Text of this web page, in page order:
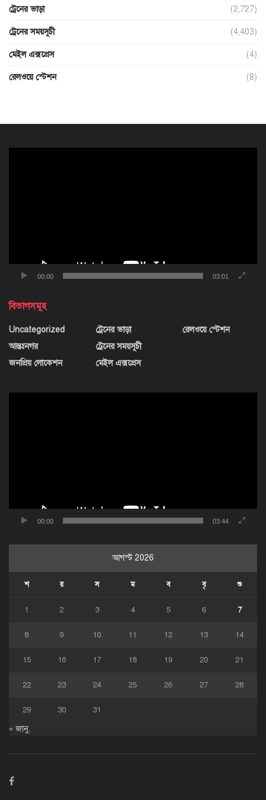
ট্রেনের ভাড়া (2,727)
ট্রেনের সময়সূচী (4,403)
মেইল এক্সপ্রেস (4)
রেলওয়ে স্টেশন (8)
00:00 03:01
বিভাগসমূহ
Uncategorized
আন্তঃনগর
জনপ্রিয় লোকেশন
ট্রেনের ভাড়া
ট্রেনের সময়সূচী
মেইল এক্সপ্রেস
রেলওয়ে স্টেশন
00:00 03:44
আগস্ট 2026
শ র স ম ব বৃ শু
1 2 3 4 5 6 7
8 9 10 11 12 13 14
15 16 17 18 19 20 21
22 23 24 25 26 27 28
29 30 31
« জানু.